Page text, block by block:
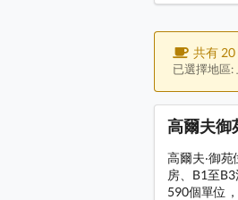
共有
已選擇地區:
高爾夫御
高爾夫‧御
房、B1至
590個單位